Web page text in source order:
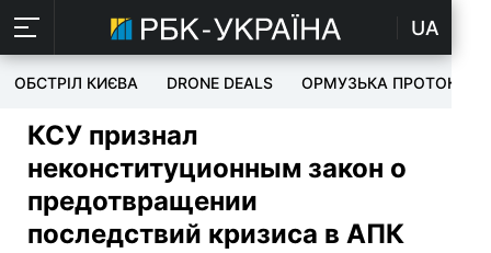
UA
ОБСТРІЛ КИЄВА DRONE DEALS ОРМУЗЬКА ПРОТОКА
КСУ признал
неконституционным закон о
предотвращении
последствий кризиса в АПК